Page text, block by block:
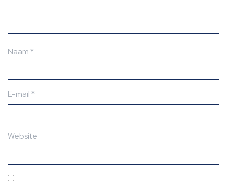
Naam*
E-mail*
Website